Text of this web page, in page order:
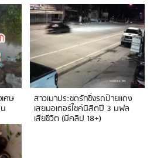
ศษ สาวเมาประชดรักซิ่งรถป้ายแดง
เสยมอเตอร์ไซค์นิสิตปี 3 มฟล
เสียชีวิต (มีคลิป 18+)